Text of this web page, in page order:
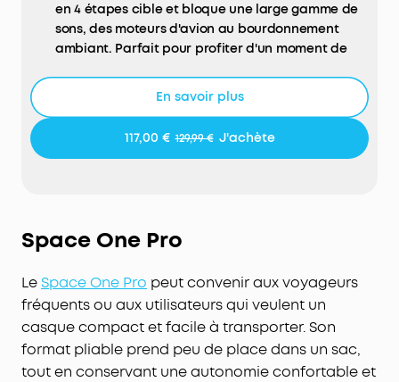
en 4 étapes cible et bloque une large gamme de
sons, des moteurs d'avion au bourdonnement
ambiant. Parfait pour profiter d'un moment de
Confort toute la journée : Un maintien sans
coussinets d’oreille en cuir protéiné amélioré,
équipés de mousse à mémoire de forme à rebond
double couche de 40 mm produisent des aigus
précis et des basses puissantes, pour un audio
l’audio Hi-Res en mode filaire et le LDAC en mode
sans fil.
Autonomie idéale pour voyager : Jusqu'à 50
heures d'autonomie avec l'ANC, et 70 heures sans
l'ANC. La charge ultra-rapide permet de profiter
En savoir plus
117,00 € 129,99 € J'achète
Space One Pro
Le Space One Pro peut convenir aux voyageurs
fréquents ou aux utilisateurs qui veulent un
casque compact et facile à transporter. Son
format pliable prend peu de place dans un sac,
tout en conservant une autonomie confortable et